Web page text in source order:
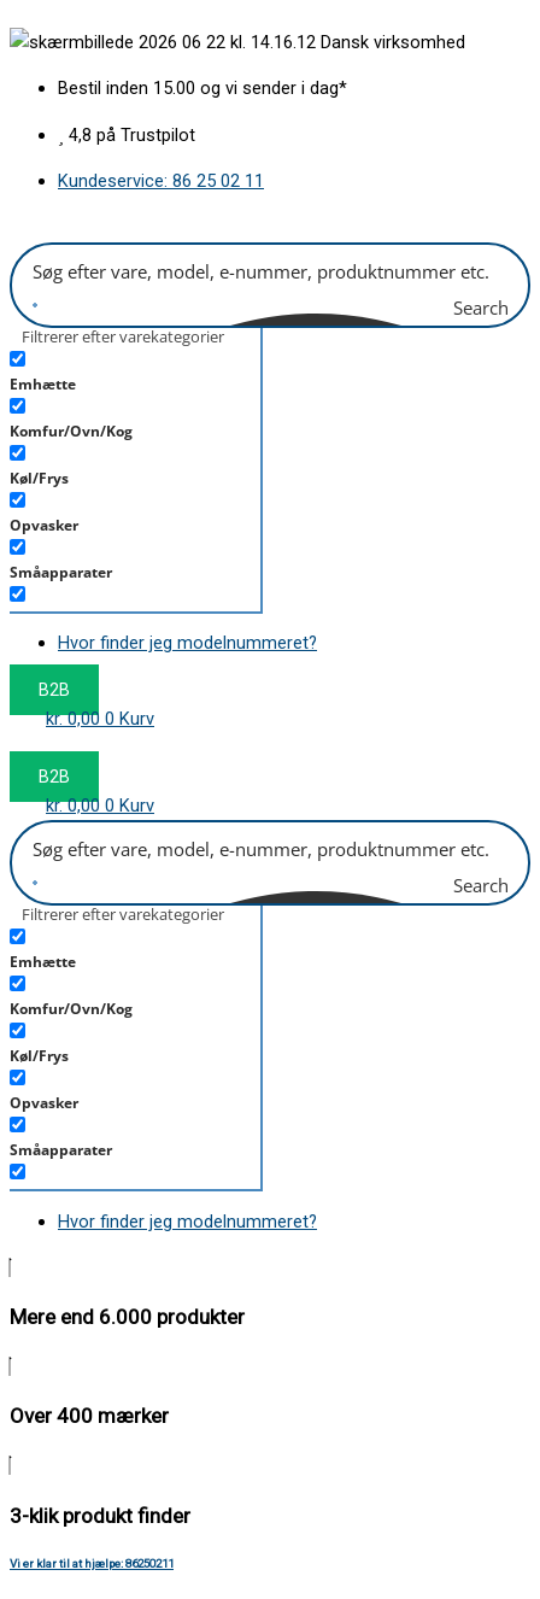
til
Dansk virksomhed
Bestil inden 15.00 og vi sender i dag*
4,8 på Trustpilot
Kundeservice: 86 25 02 11
Search
Filtrerer efter varekategorier
Emhætte
Komfur/Ovn/Kog
Køl/Frys
Opvasker
Småapparater
Støvsuger
Tørretumbler
Tilbehør/Plejemidler
Hvor finder jeg modelnummeret?
B2B
kr.0,00 0 Kurv
B2B
kr.0,00 0 Kurv
Search
Filtrerer efter varekategorier
Emhætte
Komfur/Ovn/Kog
Køl/Frys
Opvasker
Småapparater
Støvsuger
Hvor finder jeg modelnummeret?
Mere end 6.000 produkter
Over 400 mærker
3-klik produkt finder
Vi er klar til at hjælpe: 86250211
for
antal